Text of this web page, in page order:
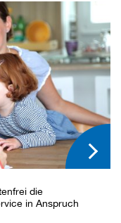
die
in Anspruch